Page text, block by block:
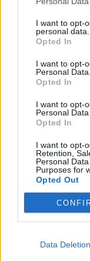
I want to opt-
personal data.
Opted In
I want to opt-
Personal Data.
Opted In
I want to opt-
Personal
Opted In
I want to opt-
Retention,
Personal
Purposes for
Opted Out
Data Deletion